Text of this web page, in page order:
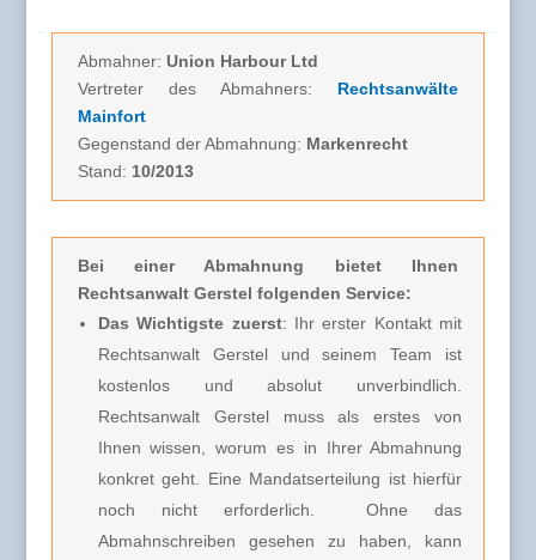
Abmahner: Union Harbour Ltd
Vertreter des Abmahners: Rechtsanwälte
Mainfort
Gegenstand der Abmahnung: Markenrecht
Stand: 10/2013
Bei einer Abmahnung bietet Ihnen
Rechtsanwalt Gerstel folgenden Service:
Das Wichtigste zuerst: Ihr erster Kontakt mit
Rechtsanwalt Gerstel und seinem Team ist
kostenlos und absolut unverbindlich.
Rechtsanwalt Gerstel mussals erstes von
Ihnen wissen, worum es in Ihrer Abmahnung
konkret geht. Eine Mandatserteilung ist hierfür
noch nicht erforderlich.
Ohne das
Abmahnschreiben gesehen zu haben, kann